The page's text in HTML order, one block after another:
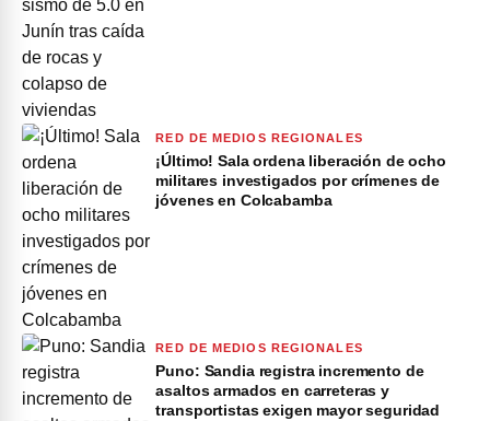
RED DE MEDIOS REGIONALES
¡Último! Sala ordena liberación de ocho
militares investigados por crímenes de
jóvenes en Colcabamba
RED DE MEDIOS REGIONALES
Puno: Sandia registra incremento de
asaltos armados en carreteras y
transportistas exigen mayor seguridad